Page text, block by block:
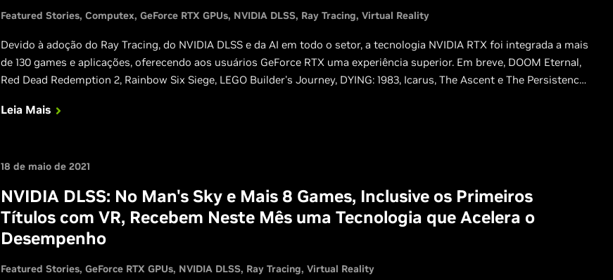
Featured Stories Computex GeForce RTX GPUs NVIDIA DLSS Ray Tracing Virtual Reality
Devido à adoção do Ray Tracing, do NVIDIA DLSS e da AI em todo o setor, a tecnologia NVIDIA RTX foi integrada a mais
de 130 games e aplicações, oferecendo aos usuários GeForce RTX uma experiência superior. Em breve, DOOM Eternal,
Red Dead Redemption 2, Rainbow Six Siege, LEGO Builder's Journey, DYING: 1983, Icarus, The Ascent e The Persistence
Leia Mais
18 de maio de 2021
NVIDIA DLSS: No Man's Sky e Mais 8 Games, Inclusive os Primeiros
Títulos com VR, Recebem Neste Mês uma Tecnologia que Acelera o
Desempenho
Featured Stories GeForce RTX GPUs NVIDIA DLSS Ray Tracing Virtual Reality